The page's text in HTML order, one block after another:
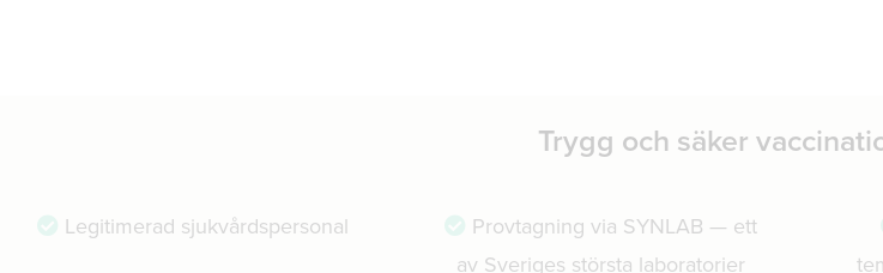
Trygg och säker
Legitimerad sjukvårdspersonal
Provtagning via SYNLAB — ett
av Sveriges största laboratorier